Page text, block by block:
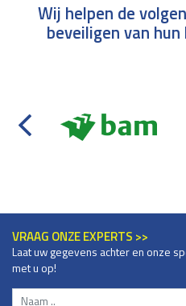
Wij helpen de
beveiligen van
VRAAG ONZE EXPERTS >>
Laat uw gegevens achter en onze
met u op!